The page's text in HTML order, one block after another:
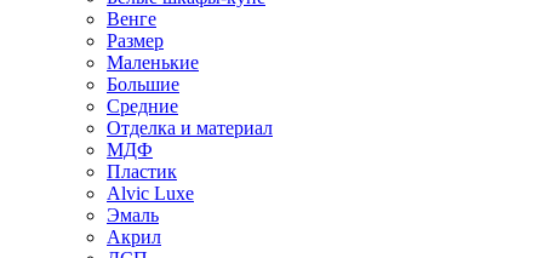
Венге
Размер
Маленькие
Большие
Средние
Отделка и материал
МДФ
Пластик
Alvic Luxe
Эмаль
Акрил